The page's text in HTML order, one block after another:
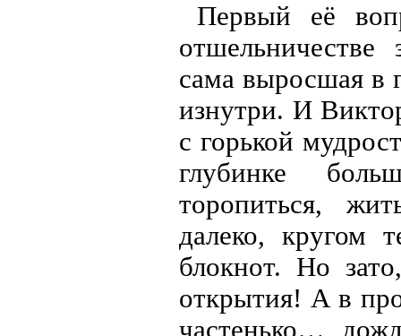
Первый её
сама выросшая в
изнутри. И
с горькой
глубинке
торопиться,
далеко, кругом
блокнот. Но
открытия! А в